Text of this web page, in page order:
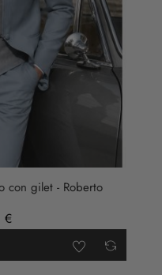
con gilet - Roberto
€